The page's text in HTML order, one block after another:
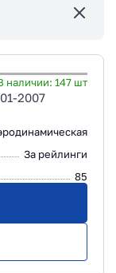
наличии: 147 шт
2007
За рейлинги
85